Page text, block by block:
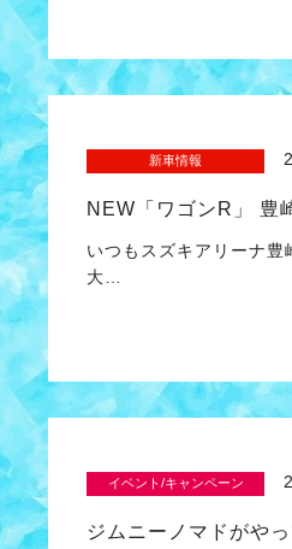
新車情報
NEW「ワゴンR」 豊
いつもスズキアリーナ豊
大…
イベント/キャンペーン
ジムニーノマドがやっ